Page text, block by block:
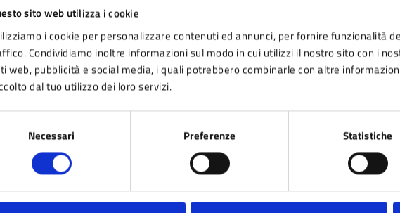
sito web utilizza i cookie
i cookie per personalizzare contenuti ed annunci, per fornire funzionalità
Condividiamo inoltre informazioni sul modo in cui utilizzi il nostro sito con i
web, pubblicità e social media, i quali potrebbero combinarle con altre
dal tuo utilizzo dei loro servizi.
Necessari Preferenze Statistiche
Valuta da 1 a 5 stelle la pagina
Valuta 5 stelle su 5
Valuta 4 stelle su 5
Valuta 3 stelle su 5
Valuta 2 stelle su 5
Valuta 1 stelle su 5
Contatta il comune